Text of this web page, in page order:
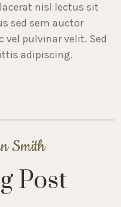
nisl lectus sit
sed sem auctor
pulvinar velit. Sed
adipiscing.
Smith
Post